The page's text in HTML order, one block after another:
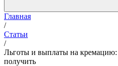
Главная
/
Статьи
/
Льготы и выплаты на
получить